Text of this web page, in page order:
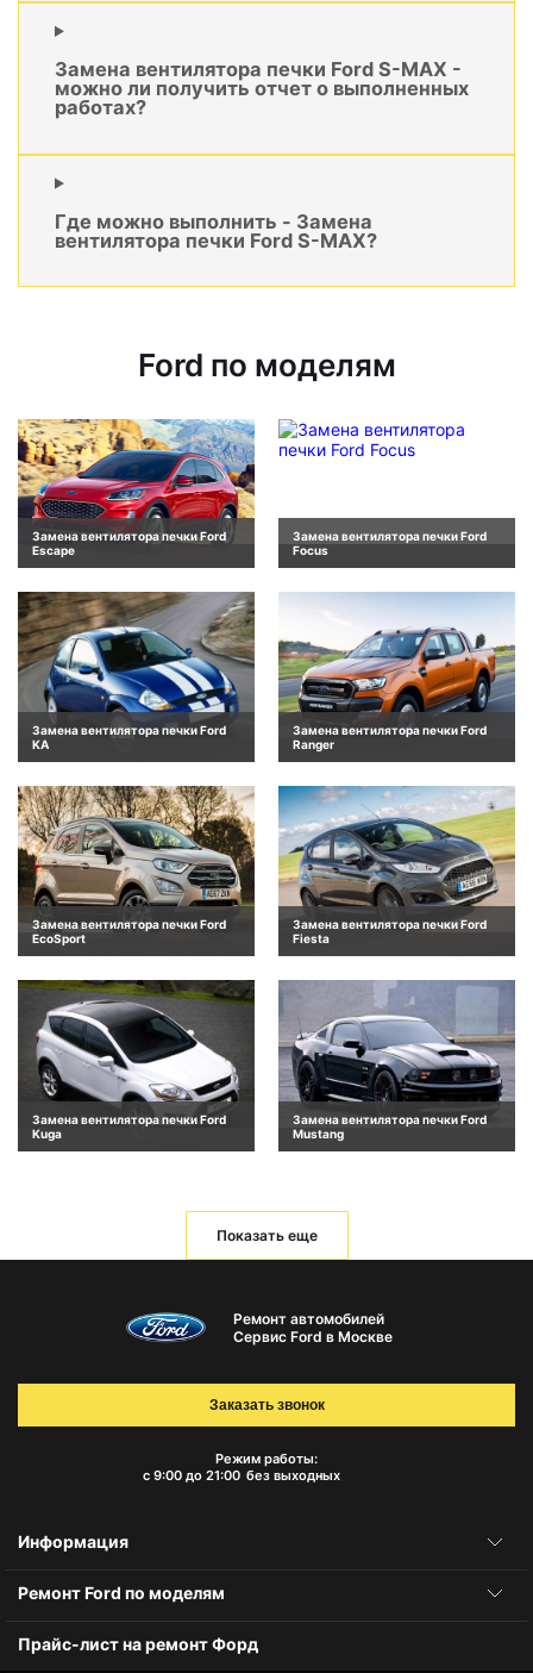
Замена вентилятора печки Ford S-MAX -
можно ли получить отчет о выполненных
работах?
Где можно выполнить - Замена
вентилятора печки Ford S-MAX?
Ford по моделям
Замена вентилятора печки Ford
Escape
Замена вентилятора печки Ford
Focus
Замена вентилятора печки Ford
KA
Замена вентилятора печки Ford
Ranger
Замена вентилятора печки Ford
EcoSport
Замена вентилятора печки Ford
Fiesta
Замена вентилятора печки Ford
Kuga
Замена вентилятора печки Ford
Mustang
Показать еще
Ремонт автомобилей
Сервис Ford в Москве
Режим работы:
с 9:00 до 21:00 без выходных
Заказать звонок
Информация
Ремонт Ford по моделям
Прайс-лист на ремонт Форд